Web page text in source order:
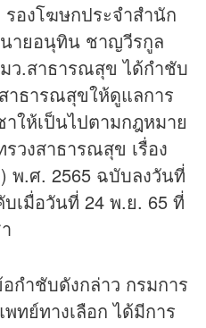
องโฆษกประจำสำนัก
ายอนุทิน ชาญวีรกูล
ว.สาธารณสุข ได้กำชับ
าธารณสุขให้ดูแลการ
ให้เป็นไปตามกฎหมาย
วงสาธารณสุข เรื่อง
พ.ศ. 2565 ฉบับลงวันที่
เมื่อวันที่ 24 พ.ย. 65 ที่
กำชับดังกล่าว กรมการ
ทย์ทางเลือก ได้มีการ